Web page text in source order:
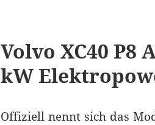
Volvo XC40 P8
kW
Offiziell nennt sich das